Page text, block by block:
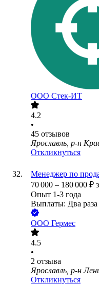
ООО Стек-ИТ
4.2
•
45 отзывов
Ярославль, р-н
Откликнуться
Менеджер по
70 000 – 180 000 ₽
Опыт 1-3 года
Выплаты: Два раза
ООО Гермес
4.5
•
2 отзыва
Ярославль, р-н
Откликнуться